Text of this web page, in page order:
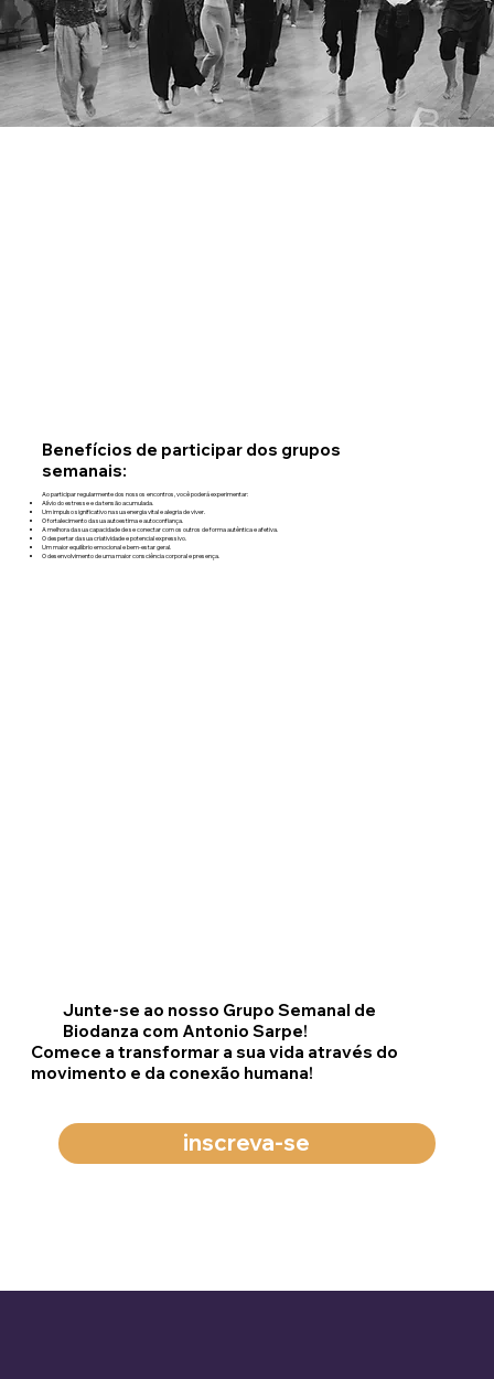
Benefícios de participar dos grupos
semanais:
Ao participar regularmente dos nossos encontros, você poderá experimentar:
Alívio do estresse e da tensão acumulada.
Um impulso significativo na sua energia vital e alegria de viver.
O fortalecimento da sua autoestima e autoconfiança.
A melhora da sua capacidade de se conectar com os outros de forma autêntica e afetiva.
O despertar da sua criatividade e potencial expressivo.
Um maior equilíbrio emocional e bem-estar geral.
O desenvolvimento de uma maior consciência corporal e presença.
Junte-se ao nosso Grupo Semanal de
Biodanza com Antonio Sarpe!
Comece a transformar a sua vida através do
movimento e da conexão humana!
inscreva-se